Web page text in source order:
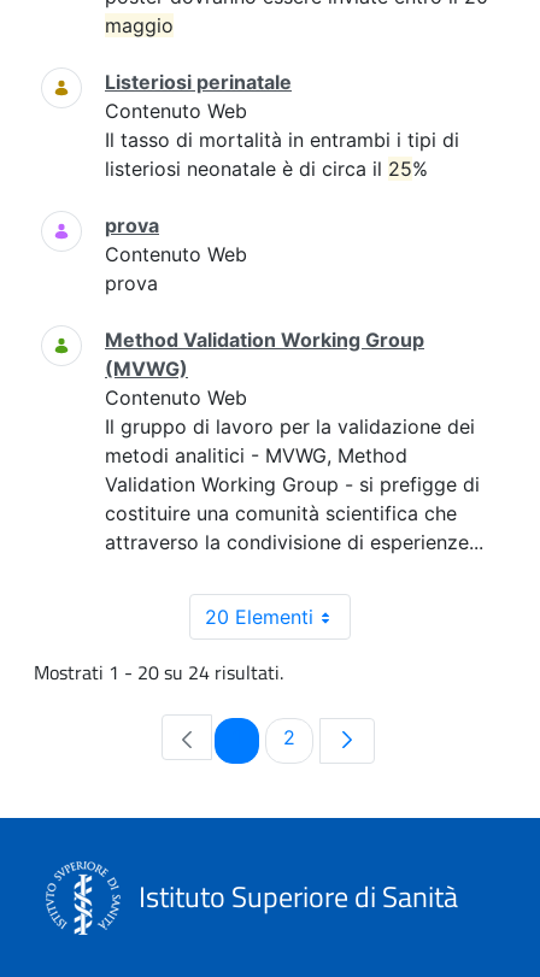
maggio
Listeriosi perinatale
Contenuto Web
Il tasso di mortalità in entrambi i tipi di
listeriosi neonatale è di circa il 25%
prova
Contenuto Web
prova
Method Validation Working Group
(MVWG)
Contenuto Web
Il gruppo di lavoro per la validazione dei
metodi analitici - MVWG, Method
Validation Working Group - si prefigge di
costituire una comunità scientifica che
attraverso la condivisione di esperienze...
20 Elementi
Mostrati 1 - 20 su 24 risultati.
PaginaPagina
2
Istituto Superiore di Sanità